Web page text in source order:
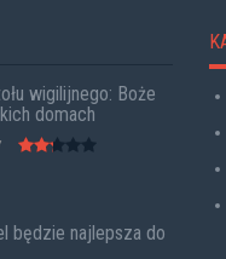
wigilijnego: Boże
domach
będzie najlepsza do